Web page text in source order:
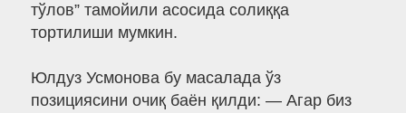
тўлов” тамойили асосида солиққа
тортилиши мумкин.
Юлдуз Усмонова бу масалада ўз
позициясини очиқ баён қилди: — Агар биз